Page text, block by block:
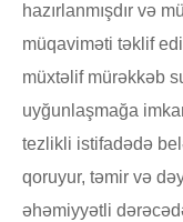
hazırlanmışdır və
müqaviməti təklif
müxtəlif mürəkkəb
uyğunlaşmağa
tezlikli istifadədə belə
qoruyur, təmir və
əhəmiyyətli